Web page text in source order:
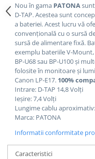
Nou în gama PATONA
D-TAP.Acestea sunt
a bateriei.Acest lucru vă
convențională cu o sursă
sursă de alimentare fixă.
exemplu bateriile V-Mount,
BP-U68 sau BP-U100 și
folosite în monitoare și
Canon LP-E17. 100%
Intrare: D-TAP 14,8 Volți
Ieșire: 7,4 Volți
Lungime cablu
Marca: PATONA
Informatii conformitate
Caracteristici